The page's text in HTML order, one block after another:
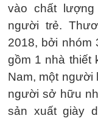
vào chất
người trẻ.
2018, bởi nhóm
gồm 1 nhà thiết
Nam, một người
người sở hữu
sản xuất giày